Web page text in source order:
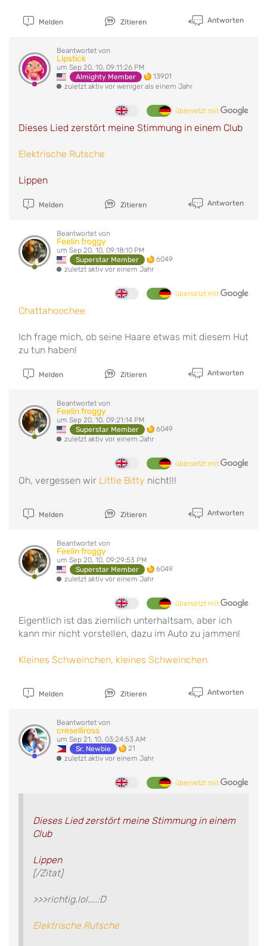
Melden Zitieren Antworten
Beantwortet von
Lipstick
um Sep 20, 10, 09:11:26 PM
Almighty Member
13901
zuletzt aktiv vor weniger als einem Jahr
übersetzt mit
Dieses Lied zerstört meine Stimmung in einem Club
Elektrische Rutsche
Lippen
Melden Zitieren Antworten
Beantwortet von
Feelin froggy
um Sep 20, 10, 09:18:10 PM
Superstar Member
6049
zuletzt aktiv vor einem Jahr
übersetzt mit
Chattahoochee
Ich frage mich, ob seine Haare etwas mit diesem Hut
zu tun haben!
Melden Zitieren Antworten
Beantwortet von
Feelin froggy
um Sep 20, 10, 09:21:14 PM
Superstar Member
6049
zuletzt aktiv vor einem Jahr
übersetzt mit
Oh, vergessen wir Little Bitty nicht!!!
Melden Zitieren Antworten
Beantwortet von
Feelin froggy
um Sep 20, 10, 09:29:53 PM
Superstar Member
6049
zuletzt aktiv vor einem Jahr
übersetzt mit
Eigentlich ist das ziemlich unterhaltsam, aber ich
kann mir nicht vorstellen, dazu im Auto zu jammen!
Kleines Schweinchen, kleines Schweinchen
Melden Zitieren Antworten
Beantwortet von
creselliross
um Sep 21, 10, 03:24:53 AM
Sr. Newbie
21
zuletzt aktiv vor einem Jahr
übersetzt mit
Dieses Lied zerstört meine Stimmung in einem
Club
Lippen
[/Zitat]
>>>richtig.lol....:D
Elektrische Rutsche